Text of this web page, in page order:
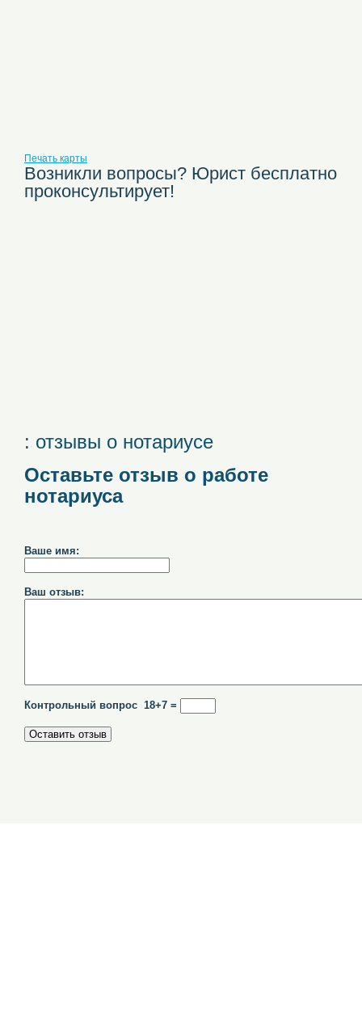
Печать карты
Возникли вопросы? Юрист бесплатно
проконсультирует!
: отзывы о нотариусе
Оставьте отзыв о работе
нотариуса
Ваше имя:
Ваш отзыв:
Контрольный вопрос 18+7 =